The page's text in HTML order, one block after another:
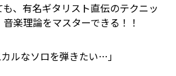
、有名ギタリスト直伝のテクニッ
楽理論をマスターできる！！
カルなソロを弾きたい…」